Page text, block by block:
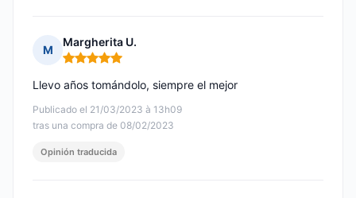
M
Margherita U.
Nota: 5 de 5
Publicado el 21/03/2023 à 13h09
tras una compra de 08/02/2023
Llevo años tomándolo, siempre el mejor
Opinión traducida